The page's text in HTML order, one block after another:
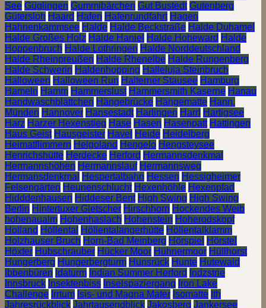
See Güglingen Gummibärchen Gut Bustedt Gutenberg
Gütersloh Haard Hafen Hafenrundfahrt Hagen
Hahnenkammsee Halde Halde Beckstraße Halde Duhamel
Halde Großes Holz Halde Haniel Halde Hoheward Halde
Hoppenbruch Halde Lothringen Halde Norddeutschland
Halde Rheinpreußen Halde Rhenelbe Halde Rungenberg
Halde Schwerin Haldenhopping Halleluja Steinbruch
Halloween Halloween Run Halterner Stausee Hamburg
Hameln Hamm Hammerslust Hammersmith Kaserne Hanau
Handwaschblättchen Hängebrücke Hängematte Hann.
Münden Hannover Hansestadt Harlingen Harrl Hartigsee
Harz Harzer Hexenstieg Hase Hasen Hasenpatt Hattingen
Haus Geist Hausgeister Havel Heide Heidelberg
Heimatflimmern Helgoland Hengelo Hengsteysee
Henrichshütte Herdecke Herford Hermannsdenkmal
Hermannshöhen Hermannslauf Hermannsweg
Hermansdenkmal Hespertalbahn Hessen Hessigheimer
Felsengärten Heunenschlucht Hexenhöhle Hexenpfad
Hidddenhausen Hiddeser Bent High Swing High Swing
Berlin Hintertuxer Gletscher Hirschhorn Hockendes Weib
hohenaualm Hohenhaslach Hohenstein Hoherodskopf
Holland Höllental Höllentalangerhütte Höllentalklamm
Holzhauser Bruch Horn-Bad Meinberg Hörspiel Hörstel
Höxter Hubschrauber Hücker Moor Hühnermoor Hüllhorst
Hungerberg Hungerbergturm Hunsrück Hunte Hutewald
Ibbenbüren Idaturm Indian Summer Herford
Indzstrie
Innsbruck Insektenbiss Inselspaziergang Iron Lake
Challenge Irrtum Isis- und Magna Mater Isomatte Ith
Jahresrückblick Jahrtausendblick Jakosberg Jankersee